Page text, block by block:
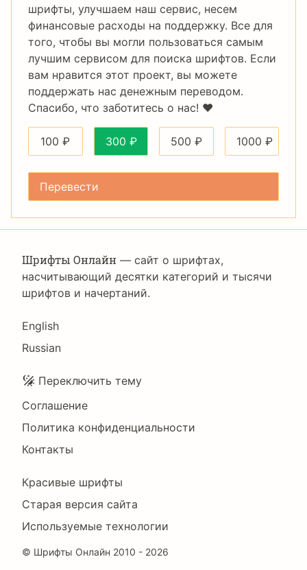
шрифты, улучшаем наш сервис, несем
финансовые расходы на поддержку. Все для
того, чтобы вы могли пользоваться самым
лучшим сервисом для поиска шрифтов. Если
вам нравится этот проект, вы можете
поддержать нас денежным переводом.
Спасибо, что заботитесь о нас! ❤️
100 ₽ 300 ₽ 500 ₽ 1000 ₽
Шрифты Онлайн — сайт о шрифтах,
насчитывающий десятки категорий и тысячи
шрифтов и начертаний.
Language
English
Russian
Подвал
Переключить тему
Соглашение
Политика конфиденциальности
Контакты
Footer
Right
Красивые шрифты
Старая версия сайта
Используемые технологии
© Шрифты Онлайн 2010 - 2026